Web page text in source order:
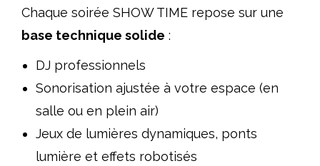
Chaque soirée SHOW TIME repose sur une
base technique solide :
DJ professionnels
Sonorisation ajustée à votre espace (en
salle ou en plein air)
Jeux de lumières dynamiques, ponts
lumière et effets robotisés